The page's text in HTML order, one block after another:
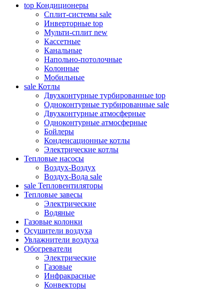
top Кондиционеры
Сплит-системы sale
Инверторные top
Мульти-сплит new
Кассетные
Канальные
Напольно-потолочные
Колонные
Мобильные
sale Котлы
Двухконтурные турбированные top
Одноконтурные турбированные sale
Двухконтурные атмосферные
Одноконтурные атмосферные
Бойлеры
Конденсационные котлы
Электрические котлы
Тепловые насосы
Воздух-Воздух
Воздух-Вода sale
sale Тепловентиляторы
Тепловые завесы
Электрические
Водяные
Газовые колонки
Осушители воздуха
Увлажнители воздуха
Обогреватели
Электрические
Газовые
Инфракрасные
Конвекторы